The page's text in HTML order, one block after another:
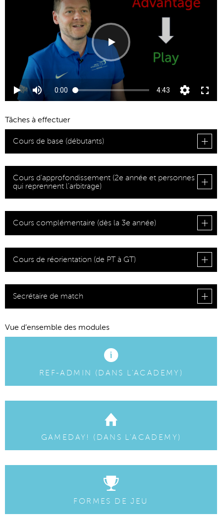
Tâches à effectuer
Cours de base (débutants)
Cours d’approfondissement (2e année et personnes
qui reprennent l’arbitrage)
Cours complémentaire (dès la 3e année)
Cours de réorientation (de PT à GT)
Secrétaire de match
Vue d’ensemble des modules
REF-ADMIN (DANS L'ACADEMY)
GAMEDAY! (DANS L'ACADEMY)
FORMES DE JEU